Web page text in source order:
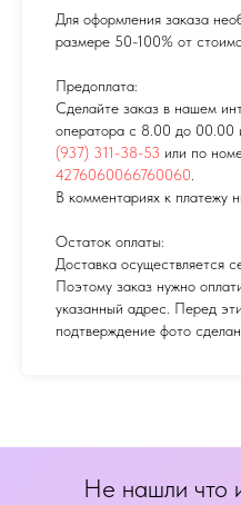
Для оформления заказа
размере 50-100% от
Предоплата:
Сделайте заказ в нашем
оператора с 8.00 до 00.00
(937) 311-38-53 или по
4276060066760060
В комментариях к платежу
Остаток оплаты:
Доставка осуществляется
Поэтому заказ нужно
указанный адрес. Перед
подтверждение фото
Не нашли что